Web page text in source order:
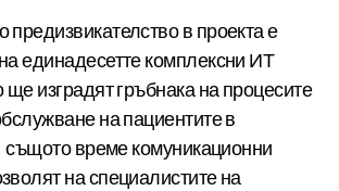
предизвикателство в проекта е
единадесетте комплексни ИТ
ще изградят гръбнака на процесите
на пациентите в
време комуникационни
на специалистите на